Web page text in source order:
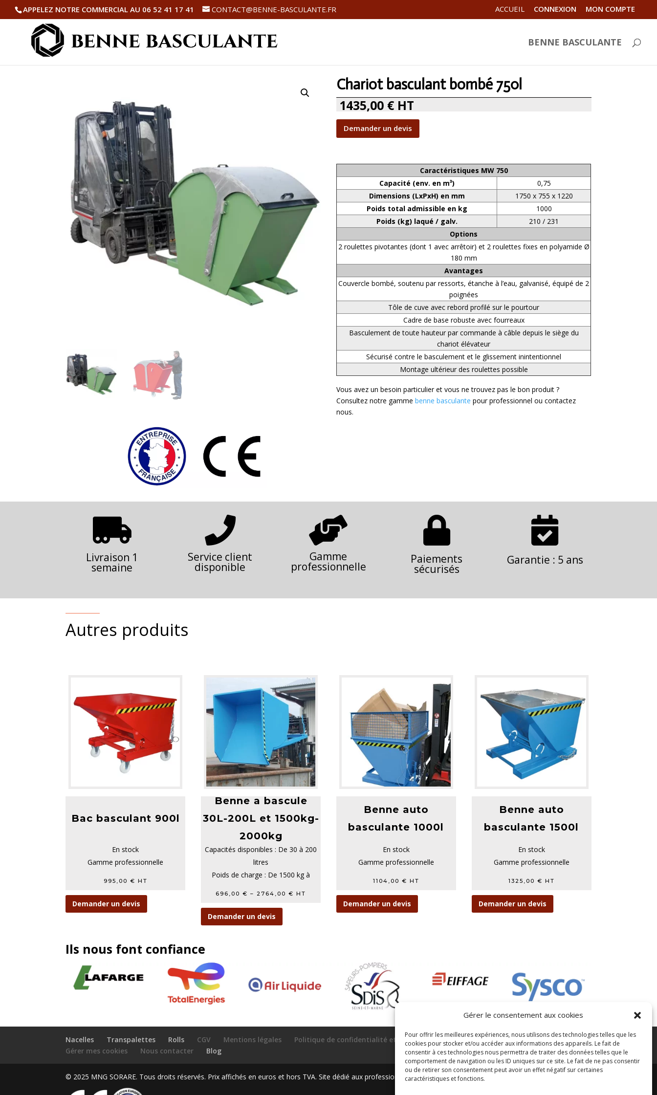
Gérer le consentement aux cookies
Pour offrir les meilleures expériences, nous utilisons des technologies telles que les
cookies pour stocker et/ou accéder aux informations des appareils. Le fait de
consentir à ces technologies nous permettra de traiter des données telles que le
comportement de navigation ou les ID uniques sur ce site. Le fait de ne pas consentir
ou de retirer son consentement peut avoir un effet négatif sur certaines
caractéristiques et fonctions.
APPELEZ NOTRE COMMERCIAL AU 06 52 41 17 41 CONTACT@BENNE-BASCULANTE.FR ACCUEIL CONNEXION MON COMPTE
BENNE BASCULANTE
Chariot basculant bombé 750l
1435,00 € HT
Demander un devis
Caractéristiques MW 750
Capacité (env. en m³)
0,75
Dimensions (LxPxH) en mm
1750 x 755 x 1220
Poids total admissible en kg
1000
Poids (kg) laqué / galv.
210 / 231
Options
2 roulettes pivotantes (dont 1 avec arrêtoir) et 2 roulettes fixes en polyamide Ø
180 mm
Avantages
Couvercle bombé, soutenu par ressorts, étanche à l’eau, galvanisé, équipé de 2
poignées
Tôle de cuve avec rebord profilé sur le pourtour
Cadre de base robuste avec fourreaux
Basculement de toute hauteur par commande à câble depuis le siège du
chariot élévateur
Sécurisé contre le basculement et le glissement inintentionnel
Montage ultérieur des roulettes possible
Vous avez un besoin particulier et vous ne trouvez pas le bon produit ?
Consultez notre gammebenne basculante pour professionnel ou contactez
nous.

Livraison 1
semaine

Service client
disponible

Gamme
professionnelle

Paiements
sécurisés

Garantie : 5 ans
Autres produits
Bac basculant 900l
En stock
Gamme professionnelle
995,00 € HT
Demander un devis
Benne a bascule
30L-200L et 1500kg-
2000kg
Capacités disponibles : De 30 à 200
litres
Poids de charge : De 1500 kg à
696,00€ –2764,00€ HT
Demander un devis
Benne auto
basculante 1000l
En stock
Gamme professionnelle
1104,00 € HT
Demander un devis
Benne auto
basculante 1500l
En stock
Gamme professionnelle
1325,00 € HT
Demander un devis
Ils nous font confiance
Nacelles Transpalettes Rolls CGV Mentions légales Politique de confidentialité et protection des données
Paiement sécurisé
Gérer mes cookies
Nous contacter Blog
© 2025 MNG SORARE. Tous droits réservés. Prix affichés en euros et hors TVA. Site dédié aux professionnels